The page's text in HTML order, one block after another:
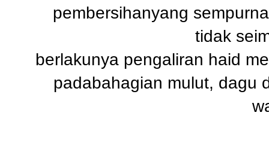
pembersihanyang
tidak
berlakunya pengaliran haid
padabahagian mulut, dagu